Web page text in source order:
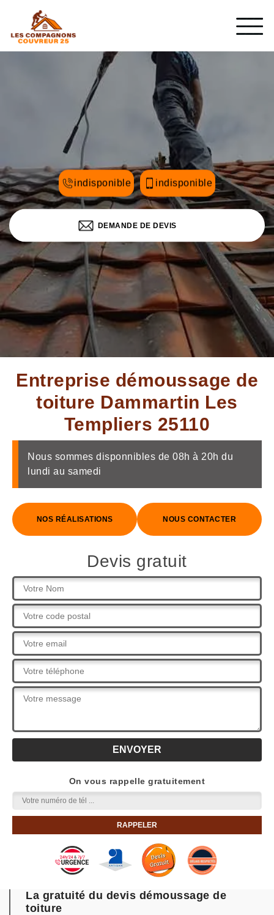
indisponible indisponible
DEMANDE DE DEVIS
Entreprise démoussage de
toiture Dammartin Les
Templiers 25110
Nous sommes disponnibles de 08h à 20h du
lundi au samedi
NOS RÉALISATIONS NOUS CONTACTER
Devis gratuit
On vous rappelle gratuitement
La gratuité du devis démoussage de
toiture